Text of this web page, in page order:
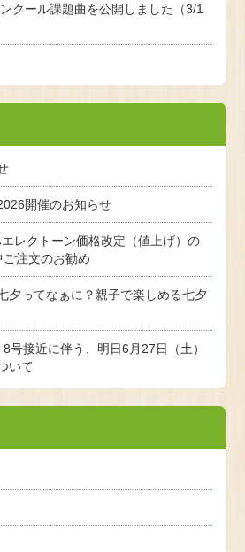
クール課題曲を公開しました（3/1
開催のお知らせ
エレクトーン価格改定（値上げ）の
注文のお勧め
夕ってなぁに？親子で楽しめる七夕
8号接近に伴う、明日6月27日（土）
いて